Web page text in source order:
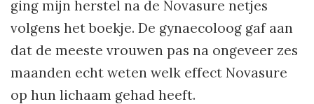
ging mijn herstel na de Novasure netjes
volgens het boekje. De gynaecoloog gaf aan
dat de meeste vrouwen pas na ongeveer zes
maanden echt weten welk effect Novasure
op hun lichaam gehad heeft.